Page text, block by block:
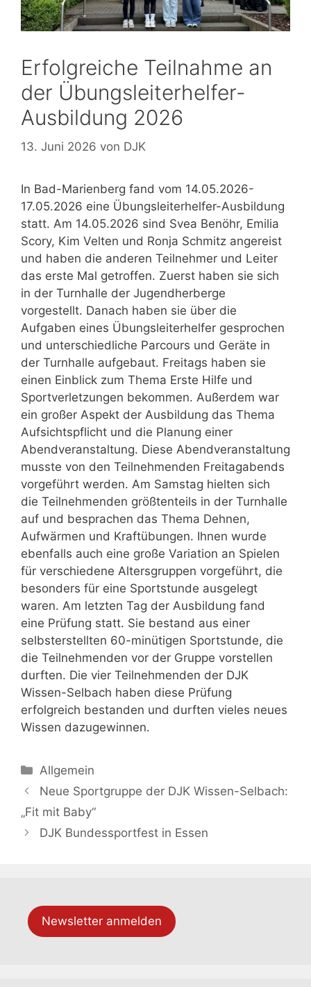
Erfolgreiche Teilnahme an
der Übungsleiterhelfer-
Ausbildung 2026
13. Juni 2026 von DJK
In Bad-Marienberg fand vom 14.05.2026-
17.05.2026 eine Übungsleiterhelfer-Ausbildung
statt. Am 14.05.2026 sind Svea Benöhr, Emilia
Scory, Kim Velten und Ronja Schmitz angereist
und haben die anderen Teilnehmer und Leiter
das erste Mal getroffen. Zuerst haben sie sich
in der Turnhalle der Jugendherberge
vorgestellt. Danach haben sie über die
Aufgaben eines Übungsleiterhelfer gesprochen
und unterschiedliche Parcours und Geräte in
der Turnhalle aufgebaut. Freitags haben sie
einen Einblick zum Thema Erste Hilfe und
Sportverletzungen bekommen. Außerdem war
ein großer Aspekt der Ausbildung das Thema
Aufsichtspflicht und die Planung einer
Abendveranstaltung. Diese Abendveranstaltung
musste von den Teilnehmenden Freitagabends
vorgeführt werden. Am Samstag hielten sich
die Teilnehmenden größtenteils in der Turnhalle
auf und besprachen das Thema Dehnen,
Aufwärmen und Kraftübungen. Ihnen wurde
ebenfalls auch eine große Variation an Spielen
für verschiedene Altersgruppen vorgeführt, die
besonders für eine Sportstunde ausgelegt
waren. Am letzten Tag der Ausbildung fand
eine Prüfung statt. Sie bestand aus einer
selbsterstellten 60-minütigen Sportstunde, die
die Teilnehmenden vor der Gruppe vorstellen
durften. Die vier Teilnehmenden der DJK
Wissen-Selbach haben diese Prüfung
erfolgreich bestanden und durften vieles neues
Wissen dazugewinnen.
Allgemein
Neue Sportgruppe der DJK Wissen-Selbach:
„Fit mit Baby“
DJK Bundessportfest in Essen
Newsletter anmelden